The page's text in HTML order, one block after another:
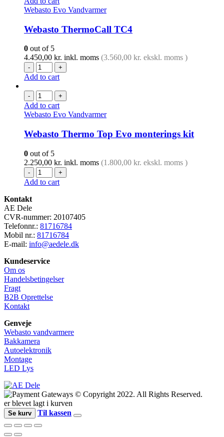
Webasto Evo Vandvarmer
Webasto ThermoCall TC4
0 out of 5
4.450,00 kr. inkl. moms (3.560,00 kr. ekskl. moms )
- +
Add to cart
- +
Add to cart
Webasto Evo Vandvarmer
Webasto Thermo Top Evo monterings kit
0 out of 5
2.250,00 kr. inkl. moms (1.800,00 kr. ekskl. moms )
- +
Add to cart
Kontakt
AE Dele
CVR-nummer: 20107405
Telefonnr.: 81716784
Mobil nr.: 81716784
E-mail: info@aedele.dk
Kundeservice
Om os
Handelsbetingelser
Fragt
B2B Oprettelse
Kontakt
Genveje
Webasto vandvarmere
Bakkamera
Autoelektronik
Montage
LED Lys
© Copyright 2022. All Rights Reserved.
er blevet lagt i kurven
Se kurv Til kassen